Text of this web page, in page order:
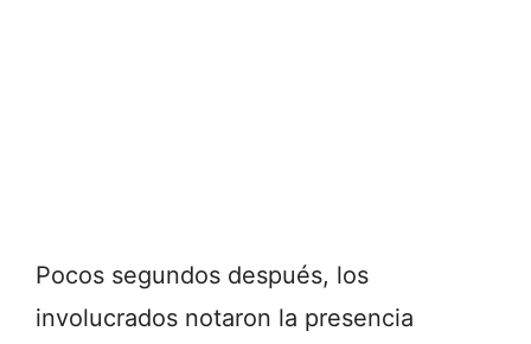
Pocos segundos después, los
involucrados notaron la presencia